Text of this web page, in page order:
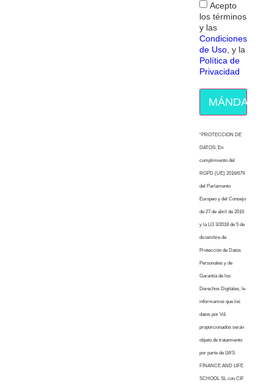
Acepto
los términos
y las
Condiciones
de Uso, y la
Política de
Privacidad
MÁNDAME
“PROTECCION DE
DATOS: En
cumplimiento del
RGPD (UE) 2016/679
del Parlamento
Europeo y del Consejo
de 27 de abril de 2016
y la LO 3/2018 de 5 de
diciembre de
Protección de Datos
Personales y de
Garantía de los
Derechos Digitales, le
informamos que los
datos por Vd.
proporcionados serán
objeto de tratamiento
por parte de LWS
FINANCE AND LIFE
SCHOOL SL con CIF